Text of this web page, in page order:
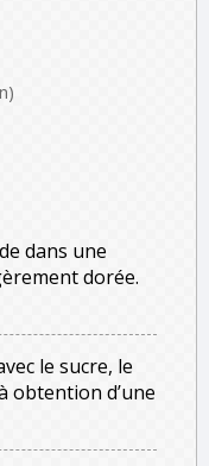
dans une
dorée.
le sucre, le
obtention d’une